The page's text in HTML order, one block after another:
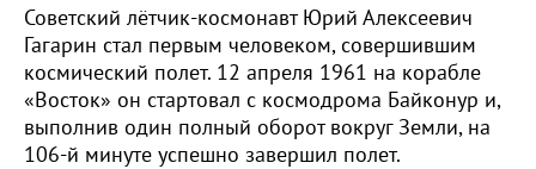
Советский лётчик-космонавт Юрий Алексеевич
Гагарин стал первым человеком, совершившим
космический полет. 12 апреля 1961 на корабле
«Восток» он стартовал с космодрома Байконур и,
выполнив один полный оборот вокруг Земли, на
106-й минуте успешно завершил полет.